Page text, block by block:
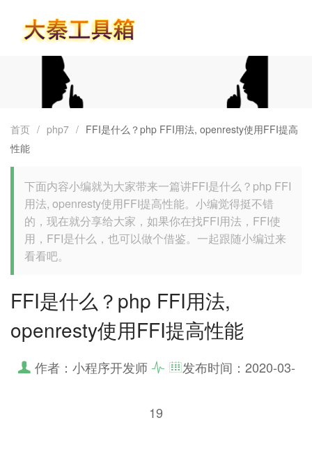
首页 / php7 / FFI是什么？php FFI用法, openresty使用FFI提高
性能
下面内容小编就为大家带来一篇讲FFI是什么？php FFI
用法, openresty使用FFI提高性能。小编觉得挺不错
的，现在就分享给大家，如果你在找FFI用法，FFI使
用，FFI是什么，也可以做个借鉴。一起跟随小编过来
看看吧。
FFI是什么？php FFI用法,
openresty使用FFI提高性能
作者：小程序开发师 发布时间： 2020-03-
19